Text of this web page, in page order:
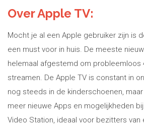
Over Apple TV:
Mocht je al een Apple gebruiker zijn is
een must voor in huis. De meeste
helemaal afgestemd om probleemloos
streamen. De Apple TV is constant in
nog steeds in de kinderschoenen,
meer nieuwe Apps en mogelijkheden
Video Station, ideaal voor bezitters van